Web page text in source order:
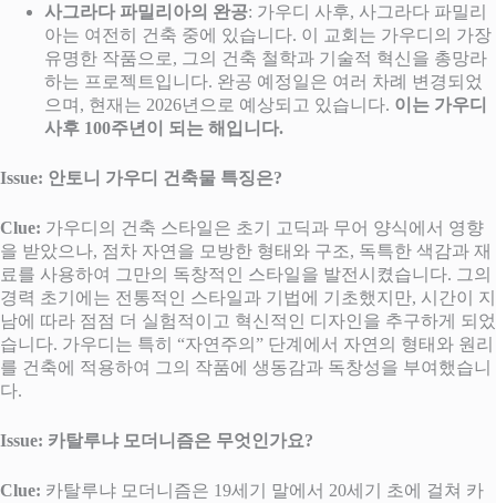
사그라다 파밀리아의 완공: 가우디 사후, 사그라다 파밀리
아는 여전히 건축 중에 있습니다. 이 교회는 가우디의 가장
유명한 작품으로, 그의 건축 철학과 기술적 혁신을 총망라
하는 프로젝트입니다. 완공 예정일은 여러 차례 변경되었
으며, 현재는 2026년으로 예상되고 있습니다. 이는 가우디
사후 100주년이 되는 해입니다.
Issue: 안토니 가우디 건축물 특징은?
Clue: 가우디의 건축 스타일은 초기 고딕과 무어 양식에서 영향
을 받았으나, 점차 자연을 모방한 형태와 구조, 독특한 색감과 재
료를 사용하여 그만의 독창적인 스타일을 발전시켰습니다. 그의
경력 초기에는 전통적인 스타일과 기법에 기초했지만, 시간이 지
남에 따라 점점 더 실험적이고 혁신적인 디자인을 추구하게 되었
습니다. 가우디는 특히 “자연주의” 단계에서 자연의 형태와 원리
를 건축에 적용하여 그의 작품에 생동감과 독창성을 부여했습니
다.
Issue: 카탈루냐 모더니즘은 무엇인가요?
Clue: 카탈루냐 모더니즘은 19세기 말에서 20세기 초에 걸쳐 카